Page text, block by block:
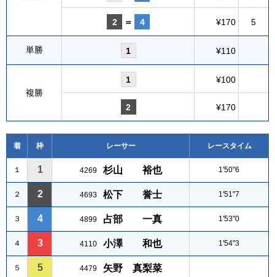
2 ＝ 4 ¥170 5
単勝 1 ¥110
複勝
1 ¥100
2 ¥170
着 枠 レーサー レースタイム
１ 1 4269 杉山 裕也 1'50"6
２ 2 4693 松下 誉士 1'51"7
３ 4 4899 占部 一真 1'53"0
４ 3 4110 小澤 和也 1'54"3
５ 5 4479 矢野 真梨菜